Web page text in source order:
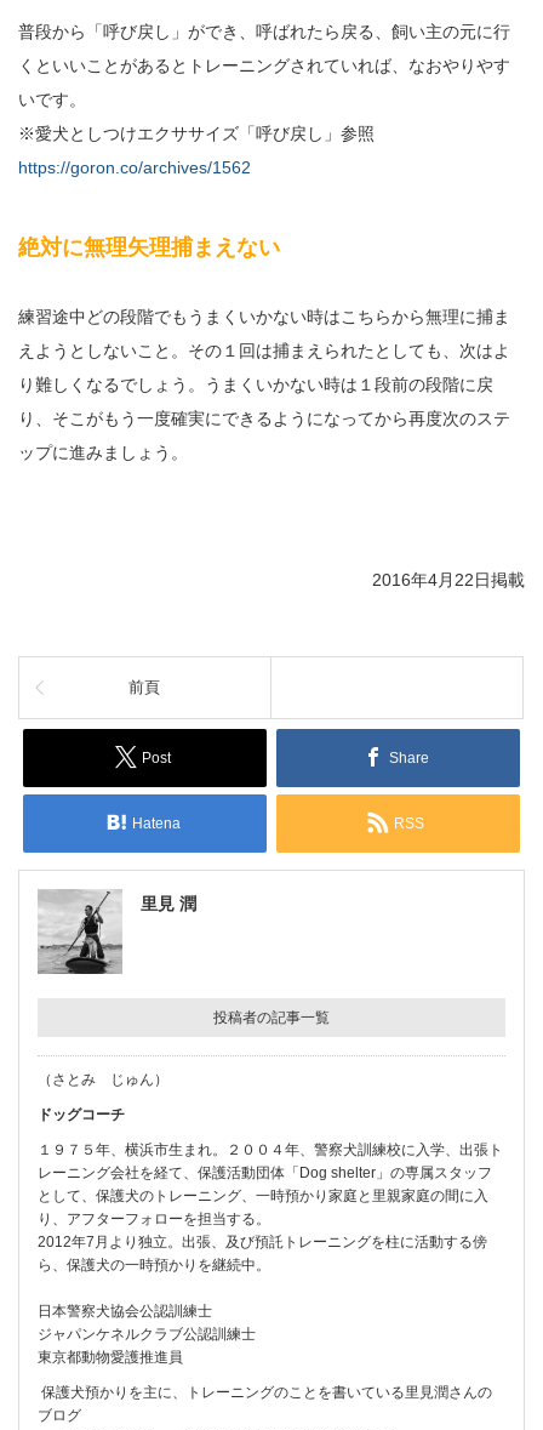
普段から「呼び戻し」ができ、呼ばれたら戻る、飼い主の元に行
くといいことがあるとトレーニングされていれば、なおやりやす
いです。
※愛犬としつけエクササイズ「呼び戻し」参照
https://goron.co/archives/1562
絶対に無理矢理捕まえない
練習途中どの段階でもうまくいかない時はこちらから無理に捕ま
えようとしないこと。その１回は捕まえられたとしても、次はよ
り難しくなるでしょう。うまくいかない時は１段前の段階に戻
り、そこがもう一度確実にできるようになってから再度次のステ
ップに進みましょう。
2016年4月22日掲載
前頁
Post Share
Hatena RSS
里見 潤
投稿者の記事一覧
（さとみ じゅん）
ドッグコーチ
１９７５年、横浜市生まれ。２００４年、警察犬訓練校に入学、出張ト
レーニング会社を経て、保護活動団体「Dog shelter」の専属スタッフ
として、保護犬のトレーニング、一時預かり家庭と里親家庭の間に入
り、アフターフォローを担当する。
2012年7月より独立。出張、及び預託トレーニングを柱に活動する傍
ら、保護犬の一時預かりを継続中。
日本警察犬協会公認訓練士
ジャパンケネルクラブ公認訓練士
東京都動物愛護推進員
保護犬預かりを主に、トレーニングのことを書いている里見潤さんの
ブログ